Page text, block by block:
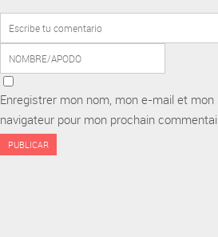
Enregistrer mon nom, mon e-mail et mon
navigateur pour mon prochain